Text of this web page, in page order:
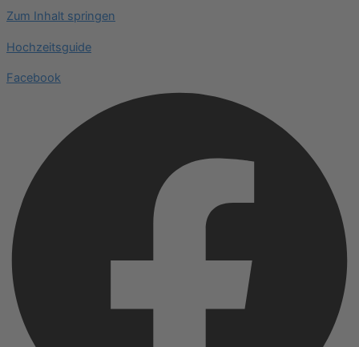
Zum Inhalt springen
Hochzeitsguide
Facebook